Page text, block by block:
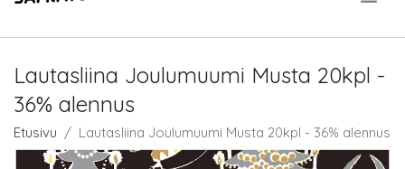
Lautasliina Joulumuumi Musta 20kpl -
36% alennus
Etusivu Lautasliina Joulumuumi Musta 20kpl - 36% alennus